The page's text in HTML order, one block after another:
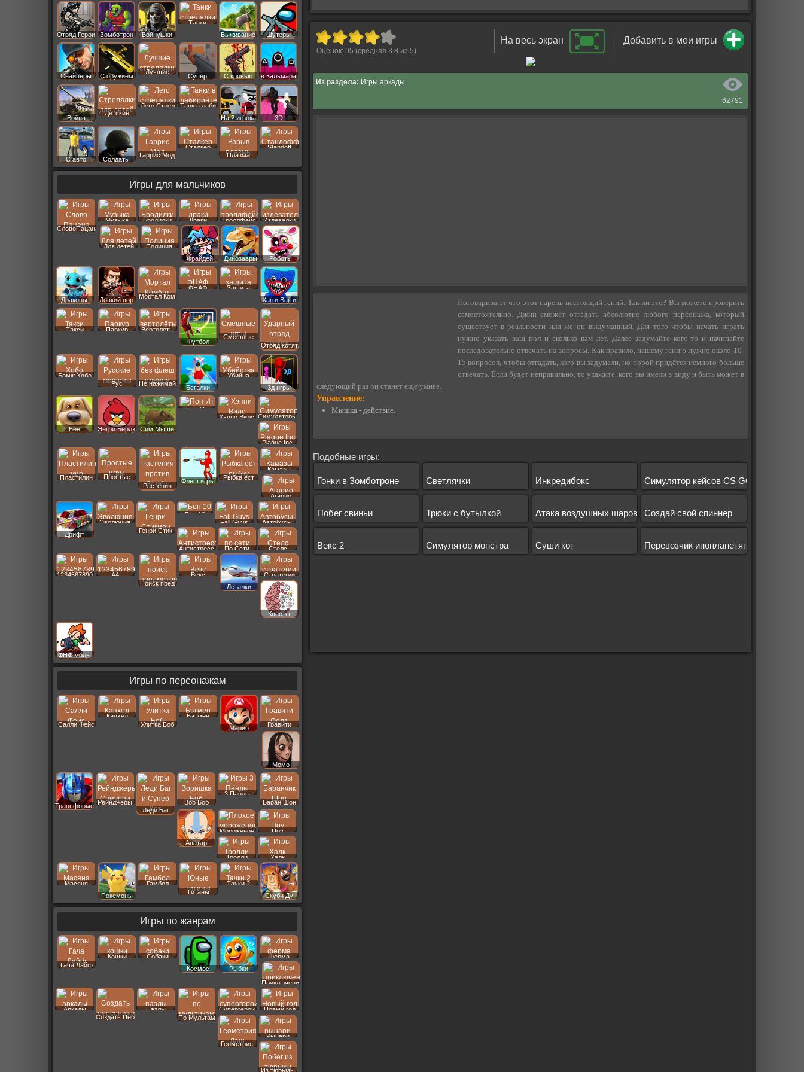
Оценок: 95 (средняя 3.8 из 5)
Добавить в мои игры
На весь экран
62791
Из раздела: Игры аркады
Поговаривают что этот парень настоящий гений. Так ли это? Вы можете проверить
самостоятельно. Джин сможет отгадать абсолютно любого персонажа, который
существует в реальности или же он выдуманный. Для того чтобы начать играть
нужно указать ваш пол и сколько вам лет. Далее задумайте кого-то и начинайте
последовательно отвечать на вопросы. Как правило, нашему гению нужно около 10-
15 вопросов, чтобы отгадать, кого вы задумали, но порой придётся немного больше
отвечать. Если будет неправильно, то укажите, кого вы имели в виду и быть может в
следующий раз он станет еще умнее.
Управление:
Мышка - действие.
Подобные игры:
Гонки в Зомботроне Светлячки Инкредибокс Симулятор кейсов CS GO
Побег свиньи Трюки с бутылкой Атака воздушных шаров Создай свой спиннер
Векс 2 Симулятор монстра Суши кот Перевозчик инопланетян
Отряд Герои Зомботрон Войнушки
Танки
Выживание
Шутеры
Снайперы С оружием
Лучшие
Супер С кровью в Кальмара
Война
Детские
Лего Стрел
Танк в лаби
На 2 игрока
3D
С авто Солдаты
Гаррис Мод
Сталкер
Плазма
Standoff
Игры для мальчиков
СловоПацана
Музыка Бродилки Драки Троллфейс Издевалки
Для детей
Полиция
Фрайдей
Динозавры Роботы
Драконы Ловкий вор
Мортал Ком
ФНАФ
Защита
Хагги Вагги
Такси Паркур
Вертолеты
Футбол
Смешные
Отряд котят
Бомж Хобо
Рус
Не нажимай
Бегалки
Убийца
3д игры
Бен Энгри Бердз Сим Мыши
Поп Ит
Хэппи Вилс Симуляторы
Plague Inc
Пластилин
Простые
Растения
Флеш игры
Рыбка ест
Камазы
Агарио
Дрифт
Эволюция
Генри Стик
Бен 10
Fall Guys
Автобусы
Антистресс По Сети Стелс
1234567890
A4
Поиск пред
Векс
Леталки
Стратегии
Квесты
ФНФ моды
Игры по персонажам
Салли Фейс
Капхед
Улитка Боб
Бэтмен
Марио
Гравити
Фолз
Момо
Трансформеры
Рейнджеры
Леди Баг
Вор Боб
3 Панды
Баран Шон
Аватар
Мороженое Поу
Тролли Халк
Масяня
Покемоны
Гамбол
Титаны
Тачки 2
Скуби Ду
Игры по жанрам
Гача Лайф
Кошки
Собаки
Космос
Рыбки
Ферма
Приключения
Аркады
Создать Пер
Пазлы
По Мультам
Супергерои Новый год
Геометрия
Рыцари
Из тюрьмы